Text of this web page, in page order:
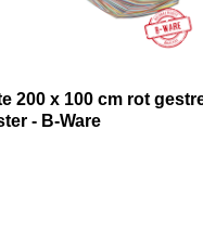
200 x 100 cm rot
- B-Ware